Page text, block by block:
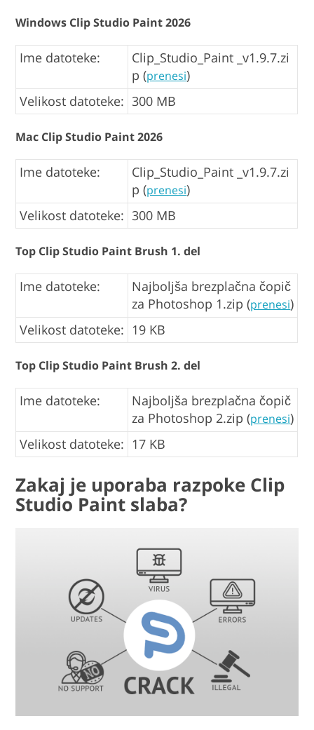
Windows Clip Studio Paint 2026
Ime datoteke:
Clip_Studio_Paint _v1.9.7.zi
p (prenesi)
Velikost datoteke: 300 MB
Mac Clip Studio Paint 2026
Ime datoteke:
Clip_Studio_Paint _v1.9.7.zi
p (prenesi)
Velikost datoteke: 300 MB
Top Clip Studio Paint Brush 1. del
Ime datoteke:
Najboljša brezplačna čopič
za Photoshop 1.zip (prenesi)
Velikost datoteke: 19 KB
Top Clip Studio Paint Brush 2. del
Ime datoteke:
Najboljša brezplačna čopič
za Photoshop 2.zip (prenesi)
Velikost datoteke: 17 KB
Zakaj je uporaba razpoke Clip
Studio Paint slaba?